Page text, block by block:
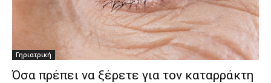
Γηριατρική
Όσα πρέπει να ξέρετε για τον καταρράκτη